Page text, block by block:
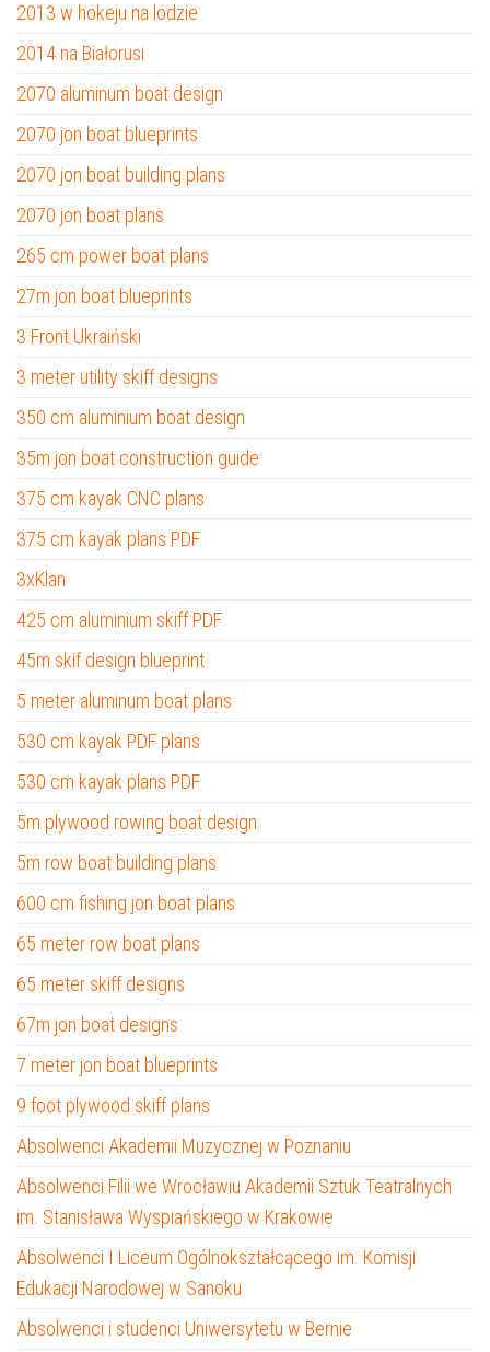
2013 w hokeju na lodzie
2014 na Białorusi
2070 aluminum boat design
2070 jon boat blueprints
2070 jon boat building plans
2070 jon boat plans
265 cm power boat plans
27m jon boat blueprints
3 Front Ukraiński
3 meter utility skiff designs
350 cm aluminium boat design
35m jon boat construction guide
375 cm kayak CNC plans
375 cm kayak plans PDF
3xKlan
425 cm aluminium skiff PDF
45m skif design blueprint
5 meter aluminum boat plans
530 cm kayak PDF plans
530 cm kayak plans PDF
5m plywood rowing boat design
5m row boat building plans
600 cm fishing jon boat plans
65 meter row boat plans
65 meter skiff designs
67m jon boat designs
7 meter jon boat blueprints
9 foot plywood skiff plans
Absolwenci Akademii Muzycznej w Poznaniu
Absolwenci Filii we Wrocławiu Akademii Sztuk Teatralnych
im. Stanisława Wyspiańskiego w Krakowie
Absolwenci I Liceum Ogólnokształcącego im. Komisji
Edukacji Narodowej w Sanoku
Absolwenci i studenci Uniwersytetu w Bernie